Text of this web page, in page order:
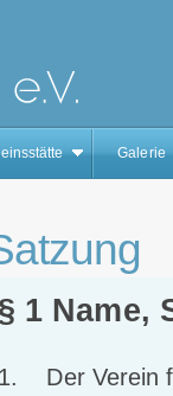
Galerie
§ 1 Name,
1. Der Verein